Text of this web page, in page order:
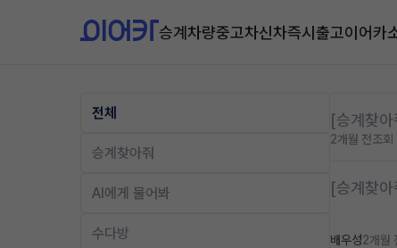
승계차량중고차신차즉시출고이어카
전체
승계찾아줘
AI에게 물어봐
수다방
[승계찾아
2개월 전조회
[승계찾아
배우성2개월